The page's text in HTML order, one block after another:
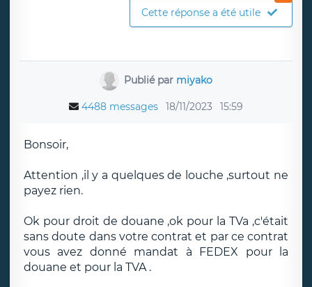
Cette réponse a été utile
Publié par miyako
4488 messages 18/11/2023 15:59
Bonsoir,
Attention ,il y a quelques de louche ,surtout ne
payez rien.
Ok pour droit de douane ,ok pour la TVa ,c'était
sans doute dans votre contrat et par ce contrat
vous avez donné mandat à FEDEX pour la
douane et pour la TVA .